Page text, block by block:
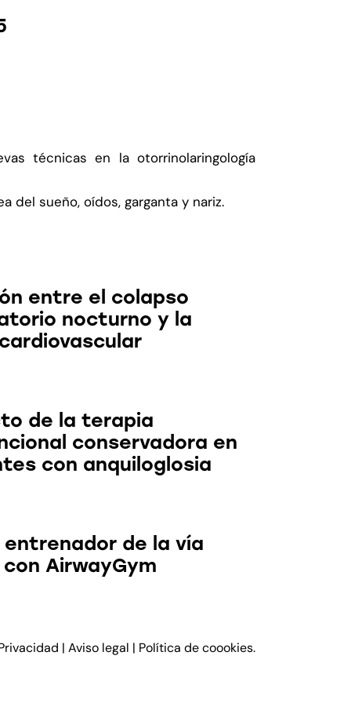
técnicas en la otorrinolaringología
del sueño, oídos, garganta y nariz.
entre el colapso
nocturno y la
de la terapia
conservadora en
con anquiloglosia
de la vía
AirwayGym
| Aviso legal | Política de coookies.